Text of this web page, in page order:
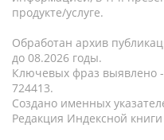
продукте/услуге.
Обработан архив
до 08.2026 годы.
Ключевых фраз выявлено
724413.
Создано именных
Редакция Индексной